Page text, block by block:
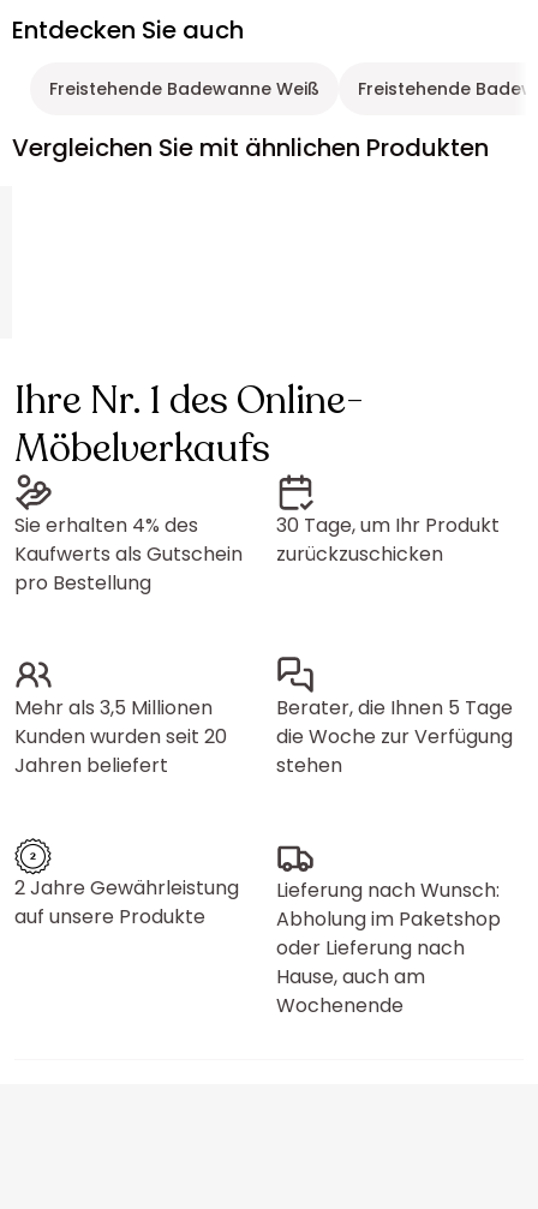
Entdecken Sie auch
Freistehende Badewanne Weiß Freistehende
Vergleichen Sie mit ähnlichen Produkten
Ihre Nr. 1 des Online-
Möbelverkaufs
Sie erhalten 4% des
Kaufwerts als Gutschein
pro Bestellung
30 Tage, um Ihr Produkt
zurückzuschicken
Mehr als 3,5 Millionen
Kunden wurden seit 20
Jahren beliefert
Berater, die Ihnen 5 Tage
die Woche zur Verfügung
stehen
2 Jahre Gewährleistung
auf unsere Produkte
Lieferung nach Wunsch:
Abholung im Paketshop
oder Lieferung nach
Hause, auch am
Wochenende